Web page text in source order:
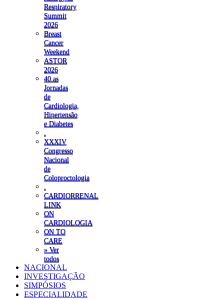
Respiratory
Summit
2026
Breast
Cancer
Weekend
ASTOR
2026
40.as
Jornadas
de
Cardiologia,
Hipertensão
e Diabetes
XXXIV
Congresso
Nacional
de
Coloproctologia
CARDIORRENAL
LINK
ON
CARDIOLOGIA
ON TO
CARE
» Ver
todos
NACIONAL
INVESTIGAÇÃO
SIMPÓSIOS
ESPECIALIDADE